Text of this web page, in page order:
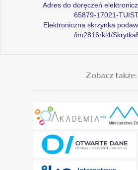
Adres do doręczeń
65879-17021-
Elektroniczna skrzynka
/im2816rkl4/
Zobacz także: